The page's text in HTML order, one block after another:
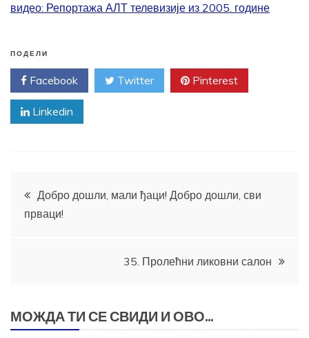
видео: Репортажа АЛТ телевизије из 2005. године
ПОДЕЛИ
Facebook Twitter Pinterest
Linkedin
Кретање
чланка
Добро дошли, мали ђаци! Добро дошли, сви
прваци!
35. Пролећни ликовни салон
МОЖДА ТИ СЕ СВИДИ И ОВО...